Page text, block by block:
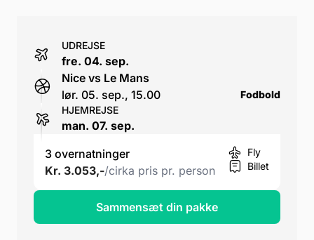
UDREJSE
fre. 04. sep.
Nice vs Le Mans
lør. 05. sep., 15.00
Fodbold
HJEMREJSE
man. 07. sep.
3 overnatninger
Kr. 3.053,-/cirka pris pr. person
Fly
Billet
Sammensæt din pakke